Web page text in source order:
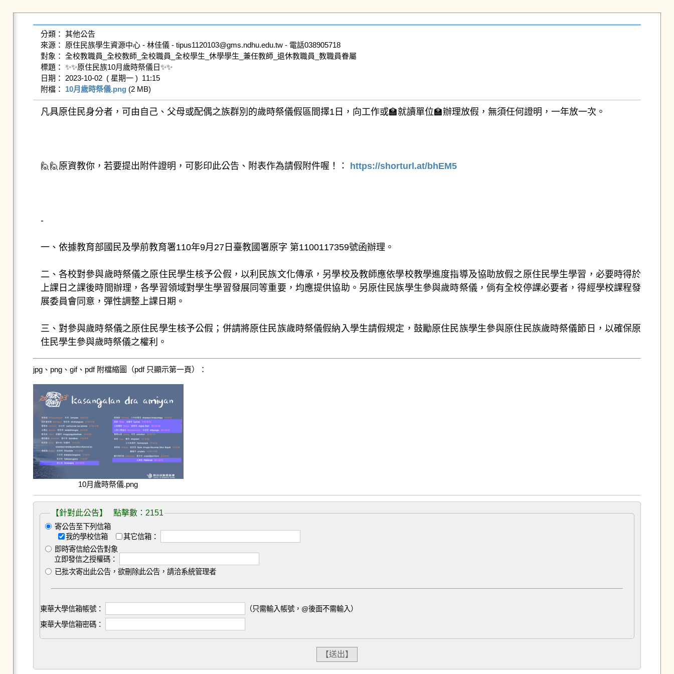
分類： 其他公告
來源： 原住民族學生資源中心 - 林佳儀 - tipus1120103@gms.ndhu.edu.tw - 電話038905718
對象： 全校教職員_全校教師_全校職員_全校學生_休學學生_兼任教師_退休教職員_教職員眷屬
標題： ✨️✨️原住民族10月歲時祭儀日✨️✨️
日期： 2023-10-02  ( 星期一 )  11:15
附檔： 10月歲時祭儀.png (2 MB)
凡具原住民身分者，可由自己、父母或配偶之族群別的歲時祭儀假區間擇1日，向工作或🏫就讀單位🏫辦理放假，無須任何證明，一年放一次。
🙋🙋原資教你，若要提出附件證明，可影印此公告、附表作為請假附件喔！： https://shorturl.at/bhEM5
-
一、依據教育部國民及學前教育署110年9月27日臺教國署原字 第1100117359號函辦理。
二、各校對參與歲時祭儀之原住民學生核予公假，以利民族文化傳承，另學校及教師應依學校教學進度指導及協助放假之原住民學生學習，必要時得於
上課日之課後時間辦理，各學習領域對學生學習發展同等重要，均應提供協助。另原住民族學生參與歲時祭儀，倘有全校停課必要者，得經學校課程發
展委員會同意，彈性調整上課日期。
三、對參與歲時祭儀之原住民學生核予公假；併請將原住民族歲時祭儀假納入學生請假規定，鼓勵原住民族學生參與原住民族歲時祭儀節日，以確保原
住民學生參與歲時祭儀之權利。
jpg、png、gif、pdf 附檔縮圖（pdf 只顯示第一頁）：
10月歲時祭儀.png
【針對此公告】 點擊數：2151
寄公告至下列信箱
我的學校信箱
其它信箱：
即時寄信給公告對象
立即發信之授權碼：
已批次寄出此公告，欲刪除此公告，請洽系統管理者
東華大學信箱帳號：
（只需輸入帳號，@後面不需輸入）
東華大學信箱密碼：